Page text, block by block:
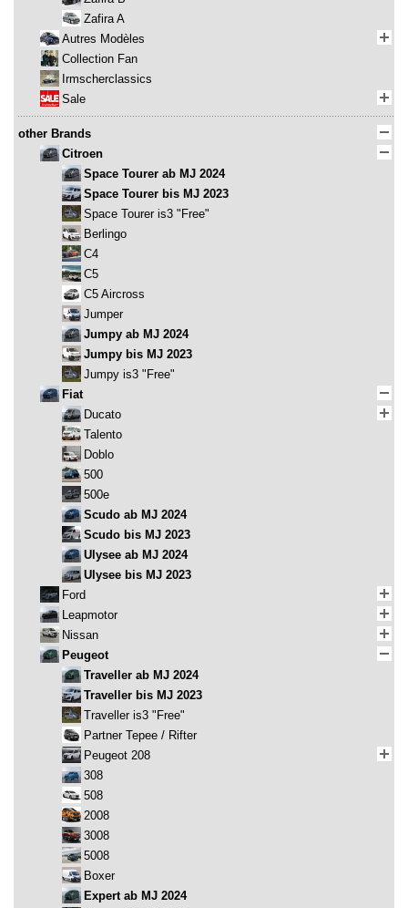
Zafira A
Autres Modèles
Collection Fan
Irmscherclassics
Sale
other Brands
Citroen
Space Tourer ab MJ 2024
Space Tourer bis MJ 2023
Space Tourer is3 "Free"
Berlingo
C4
C5
C5 Aircross
Jumper
Jumpy ab MJ 2024
Jumpy bis MJ 2023
Jumpy is3 "Free"
Fiat
Ducato
Talento
Doblo
500
500e
Scudo ab MJ 2024
Scudo bis MJ 2023
Ulysee ab MJ 2024
Ulysee bis MJ 2023
Ford
Leapmotor
Nissan
Peugeot
Traveller ab MJ 2024
Traveller bis MJ 2023
Traveller is3 "Free"
Partner Tepee / Rifter
Peugeot 208
308
508
2008
3008
5008
Boxer
Expert ab MJ 2024